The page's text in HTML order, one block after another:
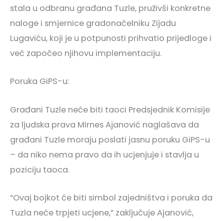
stala u odbranu građana Tuzle, pruživši konkretne
naloge i smjernice gradonačelniku Zijadu
Lugaviću, koji je u potpunosti prihvatio prijedloge i
već započeo njihovu implementaciju.
Poruka GiPS-u:
Građani Tuzle neće biti taoci Predsjednik Komisije
za ljudska prava Mirnes Ajanović naglašava da
građani Tuzle moraju poslati jasnu poruku GiPS-u
– da niko nema pravo da ih ucjenjuje i stavlja u
poziciju taoca.
“Ovaj bojkot će biti simbol zajedništva i poruka da
Tuzla neće trpjeti ucjene,” zaključuje Ajanović,